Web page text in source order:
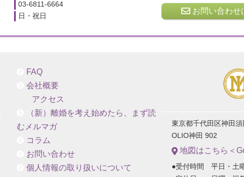
お問い合わせ
03-6811-6664
日・祝日
FAQ
会社概要
アクセス
（新）離婚を考え始めたら、まず読
むメルマガ
コラム
お問い合わせ
個人情報の取り扱いについて
東京都千代田区神田
OLIO神田 902
地図はこちら＜
●受付時間 平日・土